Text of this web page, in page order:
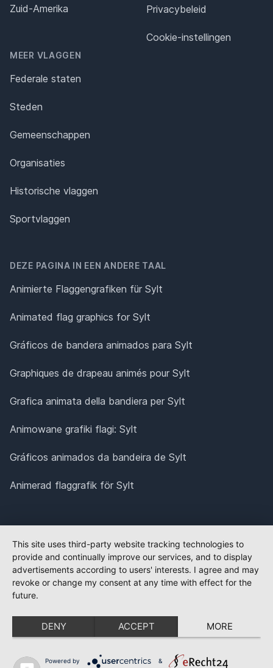
Zuid-Amerika
MEER VLAGGEN
Federale staten
Steden
Gemeenschappen
Organisaties
Historische vlaggen
Sportvlaggen
Privacybeleid
Cookie-instellingen
DEZE PAGINA IN EEN ANDERE TAAL
Animierte Flaggengrafiken für Sylt
Animated flag graphics for Sylt
Gráficos de bandera animados para Sylt
Graphiques de drapeau animés pour Sylt
Grafica animata della bandiera per Sylt
Animowane grafiki flagi: Sylt
Gráficos animados da bandeira de Sylt
Animerad flaggrafik för Sylt
This site uses third-party website tracking technologies to
provide and continually improve our services, and to display
advertisements according to users' interests. I agree and may
revoke or change my consent at any time with effect for the
future.
DENY ACCEPT MORE
Powered by &